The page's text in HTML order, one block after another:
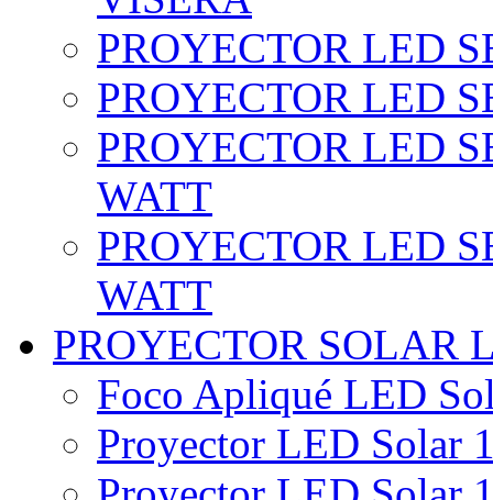
PROYECTOR LED
PROYECTOR LED
PROYECTOR LED
WATT
PROYECTOR LED
WATT
PROYECTOR SOLAR
Foco Apliqué LED
Proyector LED Solar